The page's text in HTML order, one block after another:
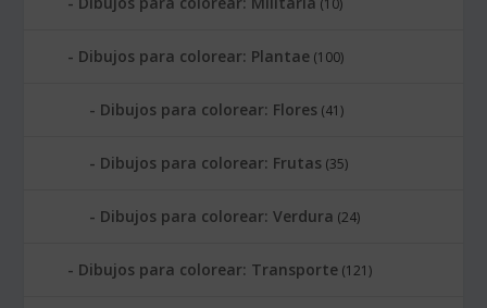
Dibujos para colorear: Plantae (100)
Dibujos para colorear: Flores (41)
Dibujos para colorear: Frutas (35)
Dibujos para colorear: Verdura (24)
Dibujos para colorear: Transporte (121)